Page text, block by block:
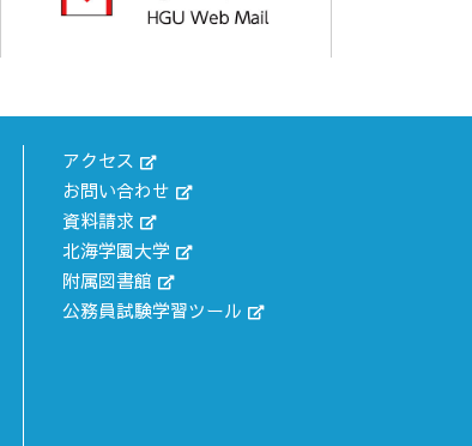
アクセス
お問い合わせ
資料請求
北海学園大学
附属図書館
公務員試験学習ツール